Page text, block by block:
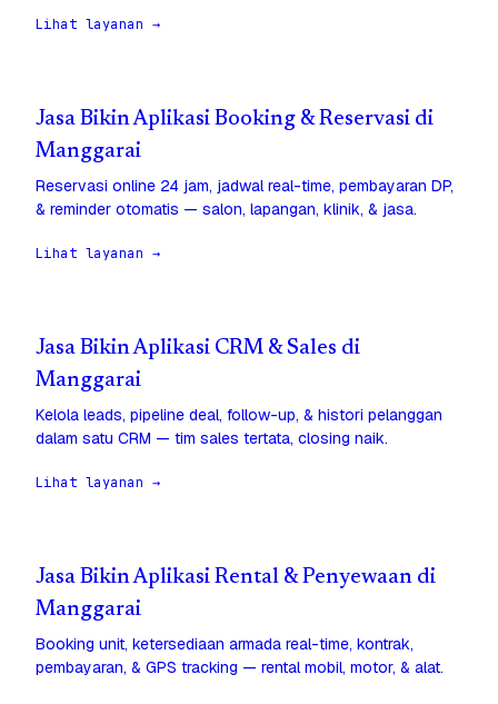
Lihat layanan →
Jasa Bikin Aplikasi Booking & Reservasi di
Manggarai
Reservasi online 24 jam, jadwal real-time, pembayaran DP,
& reminder otomatis — salon, lapangan, klinik, & jasa.
Lihat layanan →
Jasa Bikin Aplikasi CRM & Sales di
Manggarai
Kelola leads, pipeline deal, follow-up, & histori pelanggan
dalam satu CRM — tim sales tertata, closing naik.
Lihat layanan →
Jasa Bikin Aplikasi Rental & Penyewaan di
Manggarai
Booking unit, ketersediaan armada real-time, kontrak,
pembayaran, & GPS tracking — rental mobil, motor, & alat.